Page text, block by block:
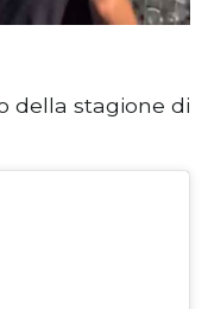
della stagione di